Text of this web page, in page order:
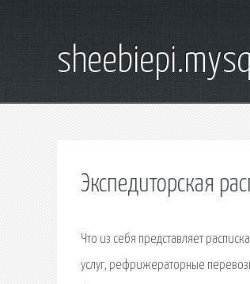
Экспедиторская
Что из себя представляет
услуг, рефрижераторные